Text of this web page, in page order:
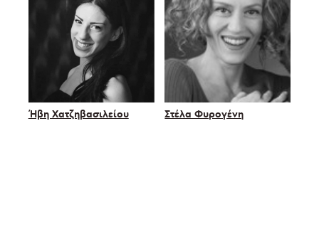
Ήβη Χατζηβασιλείου Στέλα Φυρογένη